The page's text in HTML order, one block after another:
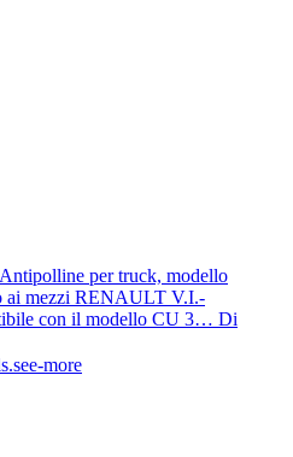
per truck, modello
ai mezzi RENAULT V.I.-
con il modello CU 3… Di
more